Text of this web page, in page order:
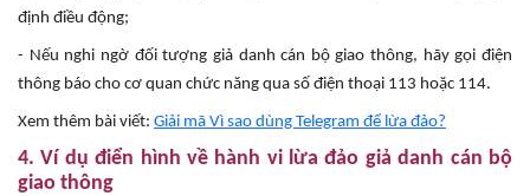
định điều động;
- Nếu nghi ngờ đối tượng giả danh cán bộ giao thông, hãy gọi điện
thông báo cho cơ quan chức năng qua số điện thoại 113 hoặc 114.
Xem thêm bài viết: Giải mã Vì sao dùng Telegram để lừa đảo?
4. Ví dụ điển hình về hành vi lừa đảo giả danh cán bộ
giao thông